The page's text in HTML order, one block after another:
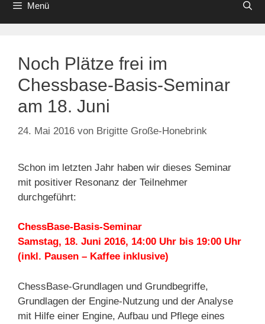
Menü
Noch Plätze frei im
Chessbase-Basis-Seminar
am 18. Juni
24. Mai 2016 von Brigitte Große-Honebrink
Schon im letzten Jahr haben wir dieses Seminar
mit positiver Resonanz der Teilnehmer
durchgeführt:
ChessBase-Basis-Seminar
Samstag, 18. Juni 2016, 14:00 Uhr bis 19:00 Uhr
(inkl. Pausen – Kaffee inklusive)
ChessBase-Grundlagen und Grundbegriffe,
Grundlagen der Engine-Nutzung und der Analyse
mit Hilfe einer Engine, Aufbau und Pflege eines